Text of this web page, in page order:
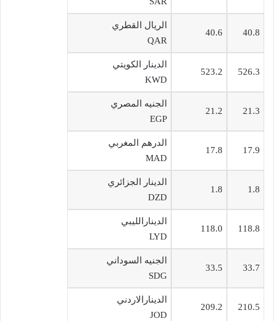
40.8
40.6
الريال القطري
QAR
526.3
523.2
الدينار الكويتي
KWD
21.3
21.2
الجنيه المصري
EGP
17.9
17.8
الدرهم المغربي
MAD
1.8
1.8
الدينار الجزائري
DZD
118.8
118.0
الدينارالليبي
LYD
33.7
33.5
الجنيه السوداني
SDG
210.5
209.2
الدينارالاردني
JOD